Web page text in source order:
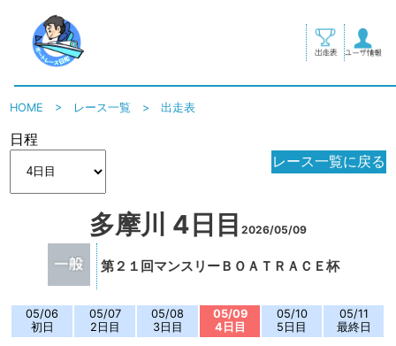
HOME > レース一覧 >出走表
日程
レース一覧に戻る
多摩川 4日目 2026/05/09
第２１回マンスリーＢＯＡＴＲＡＣＥ杯
05/06
初日
05/07
2日目
05/08
3日目
05/09
4日目
05/10
5日目
05/11
最終日